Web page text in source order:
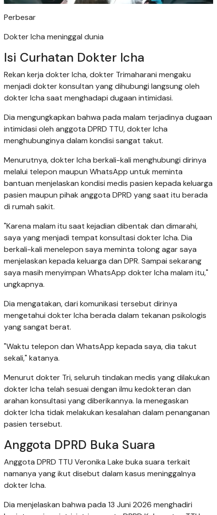
Perbesar
Dokter Icha meninggal dunia
Isi Curhatan Dokter Icha
Rekan kerja dokter Icha, dokter Trimaharani mengaku
menjadi dokter konsultan yang dihubungi langsung oleh
dokter Icha saat menghadapi dugaan intimidasi.
Dia mengungkapkan bahwa pada malam terjadinya dugaan
intimidasi oleh anggota DPRD TTU, dokter Icha
menghubunginya dalam kondisi sangat takut.
Menurutnya, dokter Icha berkali-kali menghubungi dirinya
melalui telepon maupun WhatsApp untuk meminta
bantuan menjelaskan kondisi medis pasien kepada keluarga
pasien maupun pihak anggota DPRD yang saat itu berada
di rumah sakit.
"Karena malam itu saat kejadian dibentak dan dimarahi,
saya yang menjadi tempat konsultasi dokter Icha. Dia
berkali-kali menelepon saya meminta tolong agar saya
menjelaskan kepada keluarga dan DPR. Sampai sekarang
saya masih menyimpan WhatsApp dokter Icha malam itu,"
ungkapnya.
Dia mengatakan, dari komunikasi tersebut dirinya
mengetahui dokter Icha berada dalam tekanan psikologis
yang sangat berat.
"Waktu telepon dan WhatsApp kepada saya, dia takut
sekali," katanya.
Menurut dokter Tri, seluruh tindakan medis yang dilakukan
dokter Icha telah sesuai dengan ilmu kedokteran dan
arahan konsultasi yang diberikannya. Ia menegaskan
dokter Icha tidak melakukan kesalahan dalam penanganan
pasien tersebut.
Anggota DPRD Buka Suara
Anggota DPRD TTU Veronika Lake buka suara terkait
namanya yang ikut disebut dalam kasus meninggalnya
dokter Icha.
Dia menjelaskan bahwa pada 13 Juni 2026 menghadiri